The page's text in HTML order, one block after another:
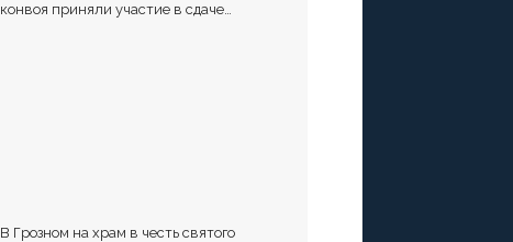
конвоя приняли участие в сдаче
В Грозном на храм в честь святого